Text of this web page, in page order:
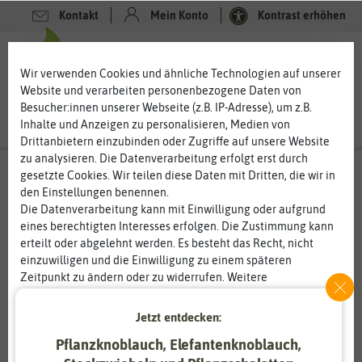
Kontakt Mein Konto Kontrast erhöhen
Wir verwenden Cookies und ähnliche Technologien auf unserer
Website und verarbeiten personenbezogene Daten von
Besucher:innen unserer Webseite (z.B. IP-Adresse), um z.B.
Inhalte und Anzeigen zu personalisieren, Medien von
Drittanbietern einzubinden oder Zugriffe auf unsere Website
zu analysieren. Die Datenverarbeitung erfolgt erst durch
gesetzte Cookies. Wir teilen diese Daten mit Dritten, die wir in
den Einstellungen benennen.
Die Datenverarbeitung kann mit Einwilligung oder aufgrund
eines berechtigten Interesses erfolgen. Die Zustimmung kann
erteilt oder abgelehnt werden. Es besteht das Recht, nicht
einzuwilligen und die Einwilligung zu einem späteren
Zeitpunkt zu ändern oder zu widerrufen. Weitere
Informationen zur Verwendung personenbezogener Daten und
den Diensten erklären wir in unserer
Essenziell Statistik
Jetzt entdecken:
Pflanzknoblauch, Elefantenknoblauch,